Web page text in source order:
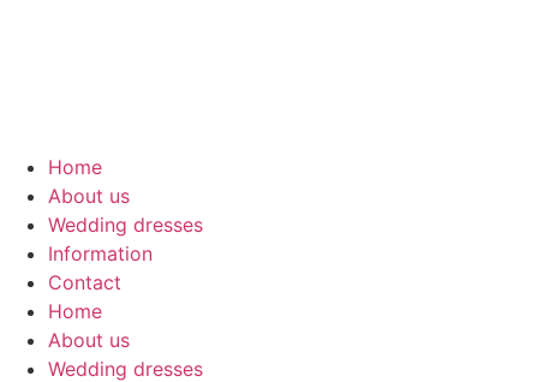
Home
About us
Wedding dresses
Information
Contact
Home
About us
Wedding dresses